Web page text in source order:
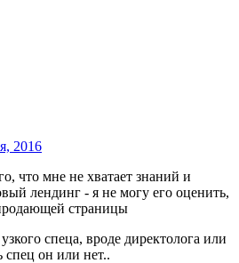
2016
что мне не хватает знаний и
лендинг - я не могу его оценить,
страницы
спеца, вроде директолога или
спец он или нет..